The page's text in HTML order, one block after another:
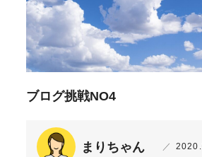
ブログ挑戦NO4
まりちゃん